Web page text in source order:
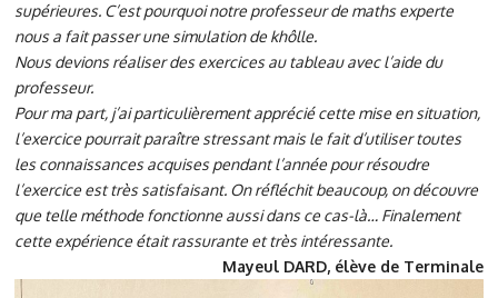
supérieures. C’est pourquoi notre professeur de maths experte
nous a fait passer une simulation de khôlle.
Nous devions réaliser des exercices au tableau avec l’aide du
professeur.
Pour ma part, j’ai particulièrement apprécié cette mise en situation,
l’exercice pourrait paraître stressant mais le fait d’utiliser toutes
les connaissances acquises pendant l’année pour résoudre
l’exercice est très satisfaisant. On réfléchit beaucoup, on découvre
que telle méthode fonctionne aussi dans ce cas-là… Finalement
cette expérience était rassurante et très intéressante.
Mayeul DARD, élève de Terminale